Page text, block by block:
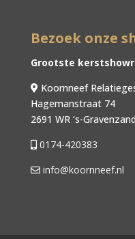
Bezoek onze
Grootste
Koornneef
Hagemanstraat 74
2691 WR ‘s-
0174-420383
info@koornneef.nl